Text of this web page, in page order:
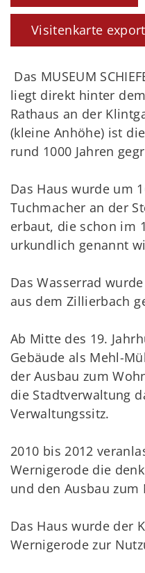
Visitenkarte
Das MUSEUM
liegt direkt hinter
Rathaus an der
(kleine Anhöhe) ist
rund 1000 Jahren
Das Haus wurde um
Tuchmacher an der
erbaut, die schon im
urkundlich genannt
Das Wasserrad
aus dem Zillierbach
Ab Mitte des 19.
Gebäude als Mehl-
der Ausbau zum
die Stadtverwaltung
Verwaltungssitz.
2010 bis 2012
Wernigerode die
und den Ausbau zum
Das Haus wurde der
Wernigerode zur